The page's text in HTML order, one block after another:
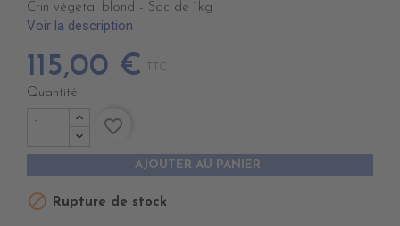
Crin végétal blond - Sac de 1kg
Voir la description
115,00 € TTC
Quantité
AJOUTER AU PANIER
favorite_border
 Rupture de stock